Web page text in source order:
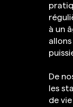
à un
De
les
de